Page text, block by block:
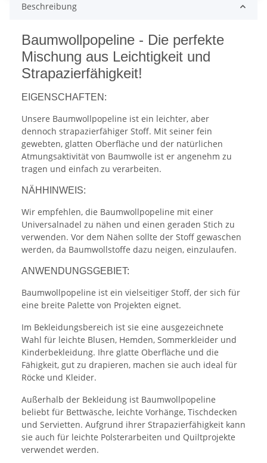
Beschreibung
Baumwollpopeline - Die perfekte
Mischung aus Leichtigkeit und
Strapazierfähigkeit!
EIGENSCHAFTEN:
Unsere Baumwollpopeline ist ein leichter, aber
dennoch strapazierfähiger Stoff. Mit seiner fein
gewebten, glatten Oberfläche und der natürlichen
Atmungsaktivität von Baumwolle ist er angenehm zu
tragen und einfach zu verarbeiten.
NÄHHINWEIS:
Wir empfehlen, die Baumwollpopeline mit einer
Universalnadel zu nähen und einen geraden Stich zu
verwenden. Vor dem Nähen sollte der Stoff gewaschen
werden, da Baumwollstoffe dazu neigen, einzulaufen.
ANWENDUNGSGEBIET:
Baumwollpopeline ist ein vielseitiger Stoff, der sich für
eine breite Palette von Projekten eignet.
Im Bekleidungsbereich ist sie eine ausgezeichnete
Wahl für leichte Blusen, Hemden, Sommerkleider und
Kinderbekleidung. Ihre glatte Oberfläche und die
Fähigkeit, gut zu drapieren, machen sie auch ideal für
Röcke und Kleider.
Außerhalb der Bekleidung ist Baumwollpopeline
beliebt für Bettwäsche, leichte Vorhänge, Tischdecken
und Servietten. Aufgrund ihrer Strapazierfähigkeit kann
sie auch für leichte Polsterarbeiten und Quiltprojekte
verwendet werden.